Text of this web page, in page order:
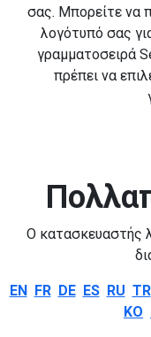
σας. Μπορείτε να
λογότυπό σας
γραμματοσειρά
πρέπει να
Ο κατασκευαστής
EN FR DE ES RU TR
KO